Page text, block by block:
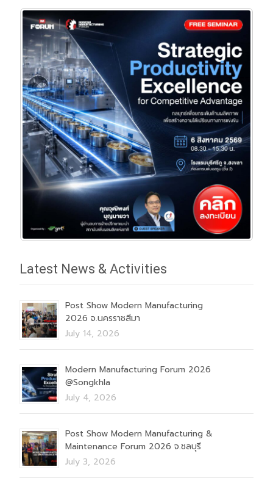
Latest News & Activities
Post Show Modern Manufacturing
2026 จ.นครราชสีมา
July 14, 2026
Modern Manufacturing Forum 2026
@Songkhla
July 4, 2026
Post Show Modern Manufacturing &
Maintenance Forum 2026 จ.ชลบุรี
July 3, 2026